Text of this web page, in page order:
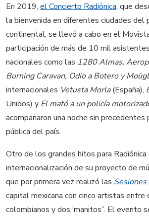
En 2019, el Concierto Radiónica, que
la bienvenida en diferentes ciudades del
continental, se llevó a cabo en el
participación de más de 10 mil
nacionales como las 1280 Almas,
Burning Caravan, Odio a Botero y
internacionales Vetusta Morla(España),
Unidos) y El mató a un policía
acompañaron una noche sin precedentes
pública del país.
Otro de los grandes hitos para
internacionalización de su proyecto de
que por primera vez realizó las Sesiones
capital mexicana con cinco artistas
colombianos y dos ‘manitos”. El evento